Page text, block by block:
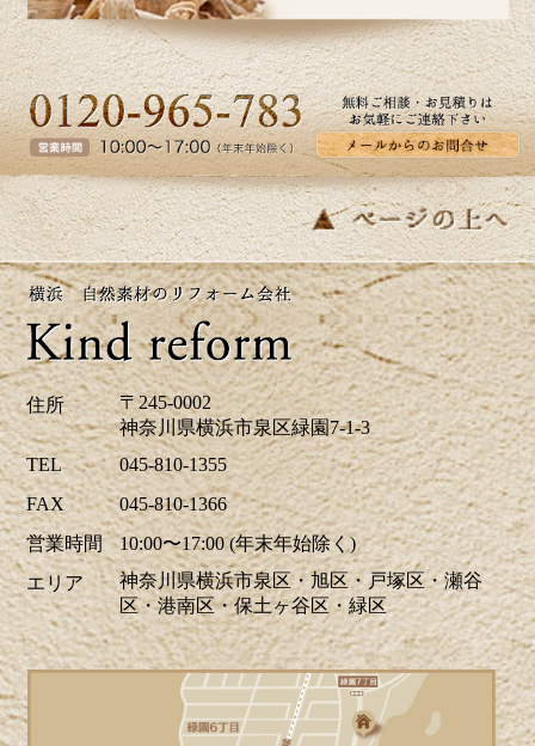
K区E様邸のバス・洗面のリフォーム事例
をアップ致しましたのでご覧下さい。お
見積り、ご相談は無料です。お気軽にお
問合せ下さい。
2026/04/24
ツツジの花が街を鮮やかに彩り、お出か
けにも最適な季節ですね。当社はゴール
デンウイーク中も休まず営業しておりま
す。リフォームに関するご相談、お見積
りなどお気軽にお問い合わせください。
ホームページでは、H区M様邸のキッチ
リフォーム、A区N様邸の玄関ドアリフォ
ーム事例を掲載致しました。リフォーム
のご参考に是非ご覧ください。皆様から
のお問合せをお待ちしております。
2026/04/17
青葉が美しい季節になりました。明るい
日差しを新しい窓で迎えませんか？環境
省が実施する「みらいエコ住宅2026事
業」で補助金の交付が決定しました。断
住所
〒245-0002
神奈川県横浜市泉区緑園7-1-3
TEL
045-810-1355
FAX
045-810-1366
営業時間
10:00〜17:00 (年末年始除く)
エリア
神奈川県横浜市泉区・旭区・戸塚区・瀬谷
区・港南区・保土ヶ谷区・緑区